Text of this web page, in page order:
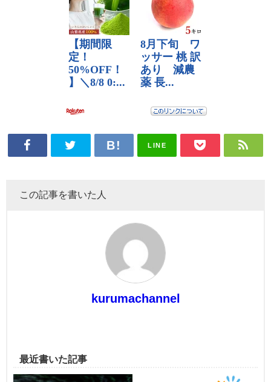
LINE
この記事を書いた人
kurumachannel
最近書いた記事